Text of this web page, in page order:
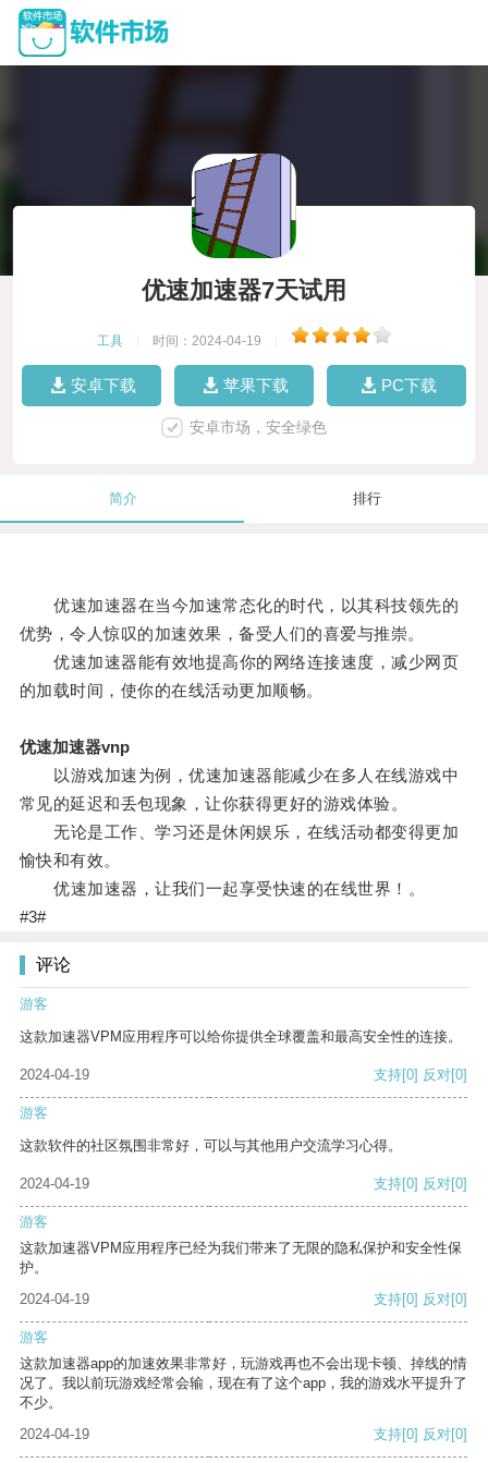
优速加速器7天试用
工具 时间：2024-04-19
安卓下载 苹果下载 PC下载
安卓市场，安全绿色
简介 排行
优速加速器在当今加速常态化的时代，以其科技领先的
优势，令人惊叹的加速效果，备受人们的喜爱与推崇。
优速加速器能有效地提高你的网络连接速度，减少网页
的加载时间，使你的在线活动更加顺畅。
优速加速器vnp
以游戏加速为例，优速加速器能减少在多人在线游戏中
常见的延迟和丢包现象，让你获得更好的游戏体验。
无论是工作、学习还是休闲娱乐，在线活动都变得更加
愉快和有效。
优速加速器，让我们一起享受快速的在线世界！。
#3#
评论
游客
这款加速器VPM应用程序可以给你提供全球覆盖和最高安全性的连接。
2024-04-19 支持[0] 反对[0]
游客
这款软件的社区氛围非常好，可以与其他用户交流学习心得。
2024-04-19 支持[0] 反对[0]
游客
这款加速器VPM应用程序已经为我们带来了无限的隐私保护和安全性保
护。
2024-04-19
支持[0] 反对[0]
游客
这款加速器app的加速效果非常好，玩游戏再也不会出现卡顿、掉线的情
况了。我以前玩游戏经常会输，现在有了这个app，我的游戏水平提升了
不少。
2024-04-19
支持[0] 反对[0]